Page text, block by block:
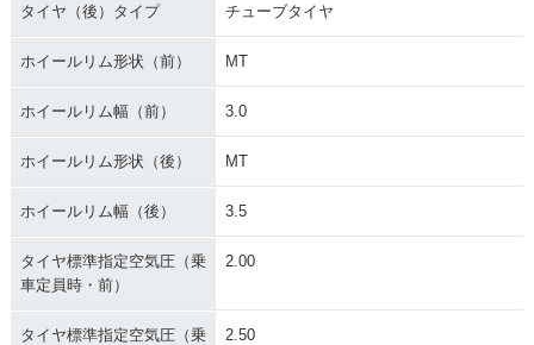
タイヤ（後）タイプ チューブタイヤ
ホイールリム形状（前） MT
ホイールリム幅（前） 3.0
ホイールリム形状（後） MT
ホイールリム幅（後） 3.5
タイヤ標準指定空気圧（乗
車定員時・前）
2.00
タイヤ標準指定空気圧（乗
2.50